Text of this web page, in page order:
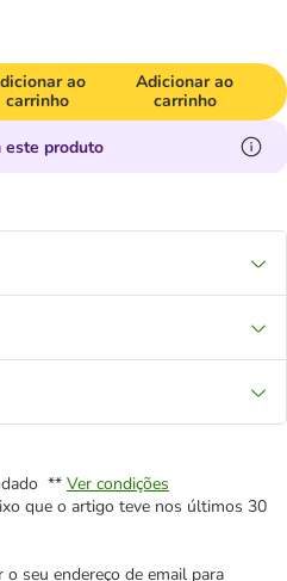
ao
carrinho
Adicionar ao
carrinho
este produto
** Ver condições
que o artigo teve nos últimos 30
seu endereço de email para